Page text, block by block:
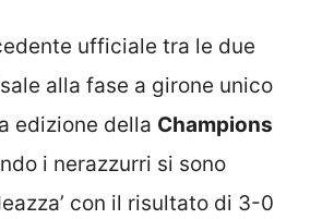
ufficiale tra le due
alla fase a girone unico
edizione della Champions
i nerazzurri si sono
con il risultato di 3-0